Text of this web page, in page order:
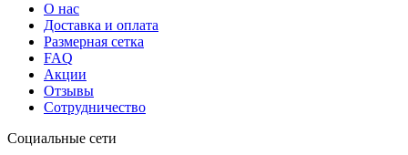
О нас
Доставка и оплата
Размерная сетка
FAQ
Акции
Отзывы
Сотрудничество
Социальные сети